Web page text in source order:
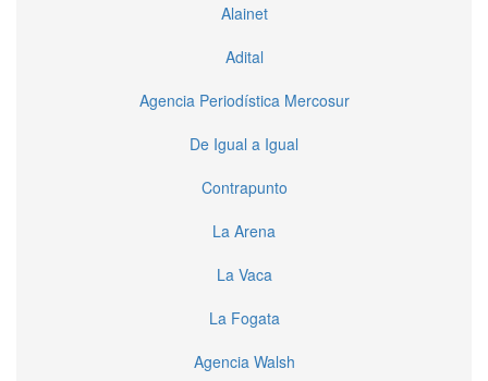
Alainet
Adital
Agencia Periodística Mercosur
De Igual a Igual
Contrapunto
La Arena
La Vaca
La Fogata
Agencia Walsh